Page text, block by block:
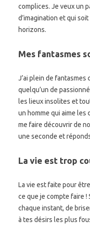
complices. Je veux un
d’imagination et qui
horizons.
Mes fantasmes
J’ai plein de fantasmes
quelqu’un de
les lieux insolites et
un homme qui aime les
me faire découvrir de
une seconde et
La vie est trop
La vie est faite pour
ce que je compte faire !
chaque instant, de
à tes désirs les plus